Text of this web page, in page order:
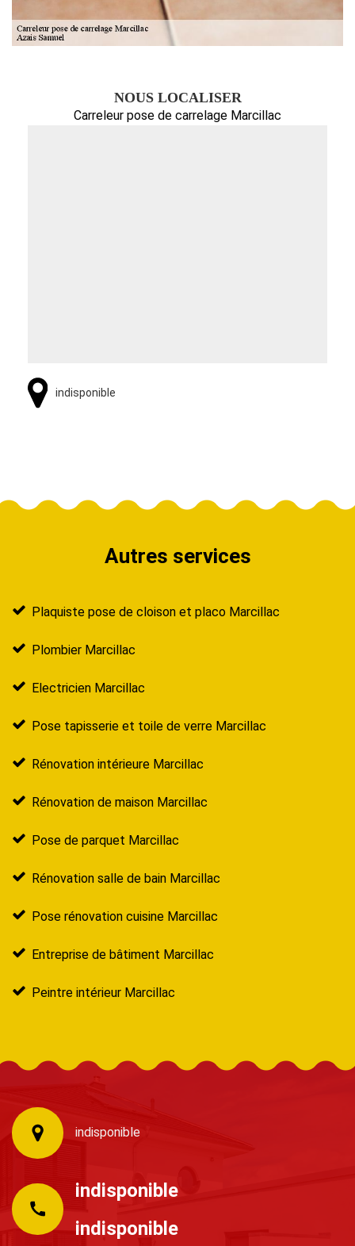
NOUS LOCALISER
Carreleur pose de carrelage Marcillac
indisponible
Autres services
Plaquiste pose de cloison et placo Marcillac
Plombier Marcillac
Electricien Marcillac
Pose tapisserie et toile de verre Marcillac
Rénovation intérieure Marcillac
Rénovation de maison Marcillac
Pose de parquet Marcillac
Rénovation salle de bain Marcillac
Pose rénovation cuisine Marcillac
Entreprise de bâtiment Marcillac
Peintre intérieur Marcillac
indisponible
indisponible
indisponible